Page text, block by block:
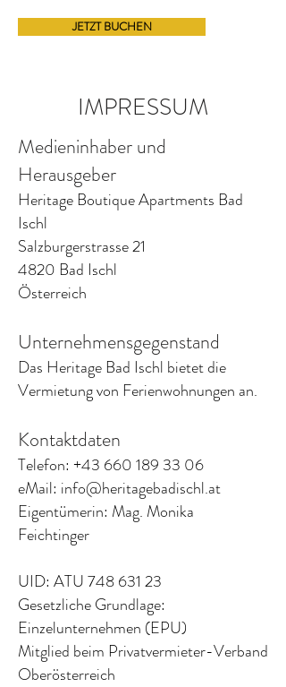
JETZT BUCHEN
IMPRESSUM
Medieninhaber und
Herausgeber
Heritage Boutique Apartments Bad
Ischl
Salzburgerstrasse 21
4820 Bad Ischl
Österreich
Unternehmensgegenstand
Das Heritage Bad Ischl bietet die
Vermietung von Ferienwohnungen an.
Kontaktdaten
Telefon: +43 660 189 33 06
eMail: info@heritagebadischl.at
Eigentümerin: Mag. Monika
Feichtinger
UID: ATU748 631 23
Gesetzliche Grundlage:
Einzelunternehmen (EPU)
Mitglied beim Privatvermieter-Verband
Oberösterreich